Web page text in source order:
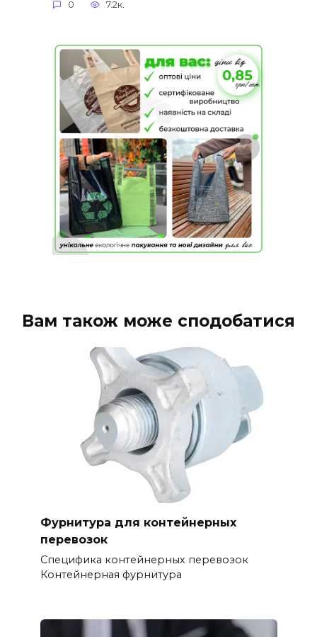
0 7.2к.
Вам також може сподобатися
Фурнитура для контейнерных
перевозок
Специфика контейнерных перевозок
Контейнерная фурнитура